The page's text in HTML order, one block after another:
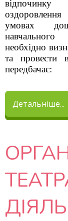
умовах
навчального
необхідно
та провести
передбачає:
Детальніше...